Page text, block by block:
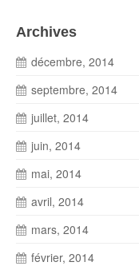
Archives
décembre, 2014
septembre, 2014
juillet, 2014
juin, 2014
mai, 2014
avril, 2014
mars, 2014
février, 2014